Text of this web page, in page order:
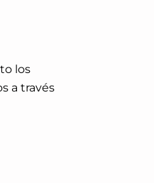
los
a través